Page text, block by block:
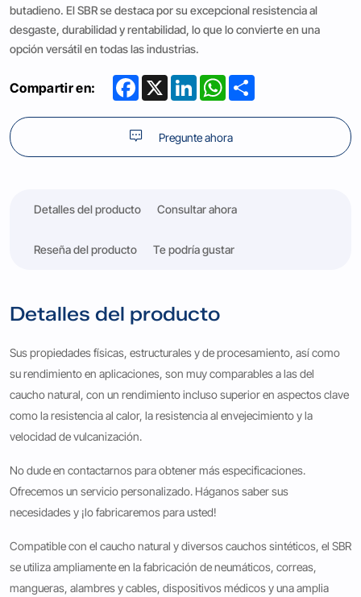
butadieno. El SBR se destaca por su excepcional resistencia al
desgaste, durabilidad y rentabilidad, lo que lo convierte en una
opción versátil en todas las industrias.
Compartir en: Facebook
X LinkedInWhatsApp
Pregunte ahora
Detalles del producto Consultar ahora
Reseña del producto Te podría gustar
Detalles del producto
Sus propiedades físicas, estructurales y de procesamiento, así como
su rendimiento en aplicaciones, son muy comparables a las del
caucho natural, con un rendimiento incluso superior en aspectos clave
como la resistencia al calor, la resistencia al envejecimiento y la
velocidad de vulcanización.
No dude en contactarnos para obtener más especificaciones.
Ofrecemos un servicio personalizado. Háganos saber sus
necesidades y ¡lo fabricaremos para usted!
Compatible con el caucho natural y diversos cauchos sintéticos, el SBR
se utiliza ampliamente en la fabricación de neumáticos, correas,
mangueras, alambres y cables, dispositivos médicos y una amplia